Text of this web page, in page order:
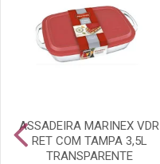
ASSADEIRA MARINEX VDR
RET COM TAMPA 3,5L
TRANSPARENTE